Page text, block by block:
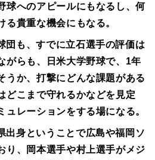
球へのアピールにもなるし、何
貴重な機会にもなる。
団も、すでに立石選手の評価は
がらも、日米大学野球で、1年
うか、打撃にどんな課題がある
どこまで守れるかなどを見定
ュレーションをする場になる。
出身ということで広島や福岡ソ
り、岡本選手や村上選手がメジ